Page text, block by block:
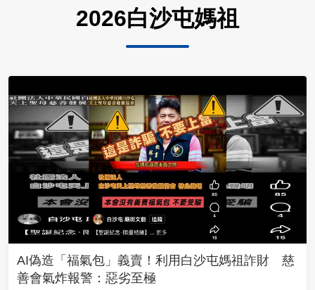
2026白沙屯媽祖
AI偽造「福氣包」義賣！利用白沙屯媽祖詐財 慈
善會氣炸報警：惡劣至極